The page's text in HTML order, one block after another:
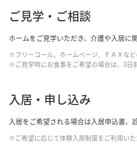
ご見学・ご相談
ホームをご見学いただき、介護や入居に
※フリーコール、ホームページ、ＦＡＸな
※ご見学時にお食事をご希望の場合は、3日
入居・申し込み
入居をご希望される場合は入居申込書、
※ご希望に応じて体験入居制度をご利用いた